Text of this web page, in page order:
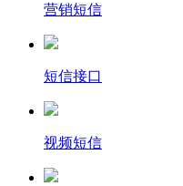
营销短信
短信接口
视频短信